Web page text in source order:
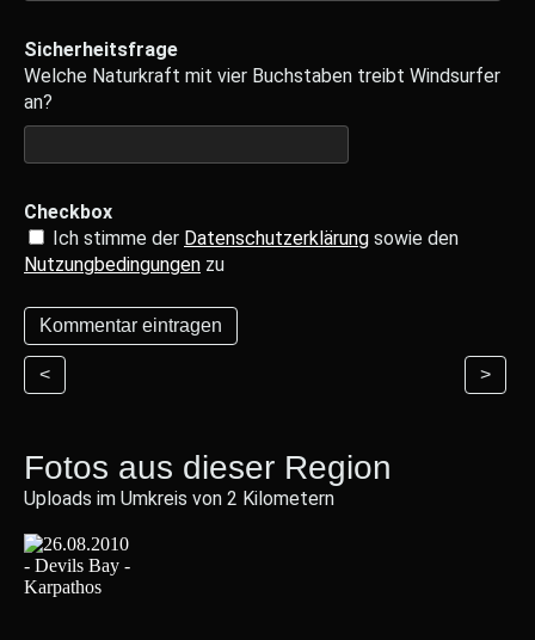
Sicherheitsfrage
Welche Naturkraft mit vier Buchstaben treibt Windsurfer
an?
Checkbox
Ich stimme der Datenschutzerklärung sowie den
Nutzungbedingungen zu
< >
Fotos aus dieser Region
Uploads im Umkreis von 2 Kilometern